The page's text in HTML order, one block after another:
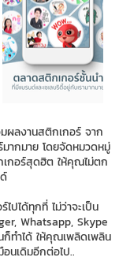
ผลงานสติกเกอร์ จาก
มากมาย โดยจัดหมวดหมู่
กอร์สุดฮิต ให้คุณไม่ตก
ปได้ทุกที่ ไม่ว่าจะเป็น
Whatsapp, Skype
ก็ทำได้ ให้คุณเพลิดเพลิน
อนเดิมอีกต่อไป..